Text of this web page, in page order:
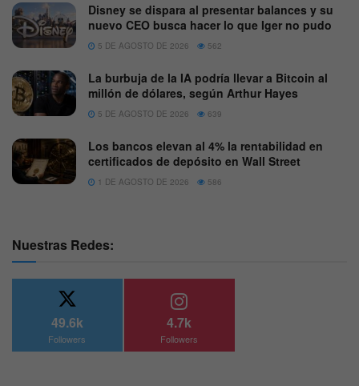
Disney se dispara al presentar balances y su
nuevo CEO busca hacer lo que Iger no pudo
5 DE AGOSTO DE 2026 562
La burbuja de la IA podría llevar a Bitcoin al
millón de dólares, según Arthur Hayes
5 DE AGOSTO DE 2026 639
Los bancos elevan al 4% la rentabilidad en
certificados de depósito en Wall Street
1 DE AGOSTO DE 2026 586
Nuestras Redes:
49.6k
Followers
4.7k
Followers